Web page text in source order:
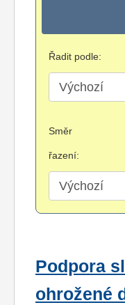
Řadit podle:
Směr
řazení:
Podpora
ohrožené